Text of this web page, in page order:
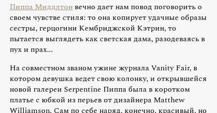
Пиппа Миддлтон вечно дает нам повод поговорить о
своем чувстве стиля: то она копирует удачные образы
сестры, герцогини Кембриджской Кэтрин, то
пытается выглядеть как светская дама, разодеваясь в
пух и прах...
На совместном званом ужине журнала Vanity Fair, в
котором девушка ведет свою колонку, и открывшейся
новой галереи Serpentine Пиппа была в коротком
платье с юбкой из перьев от дизайнера Matthew
Williamson. Сам по себе наряд, конечно, красивый, но